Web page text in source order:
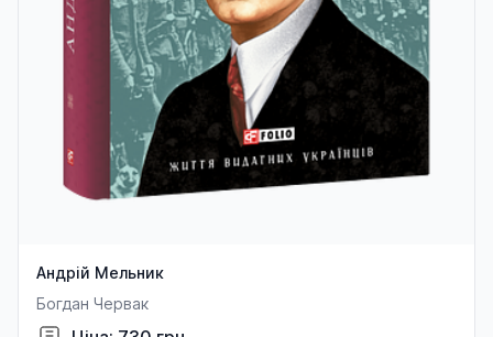
Андрій Мельник
Богдан Червак